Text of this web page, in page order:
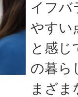
イフバ
やすい
と感じ
の暮ら
まざま